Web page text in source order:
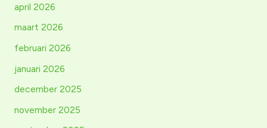
april 2026
maart 2026
februari 2026
januari 2026
december 2025
november 2025